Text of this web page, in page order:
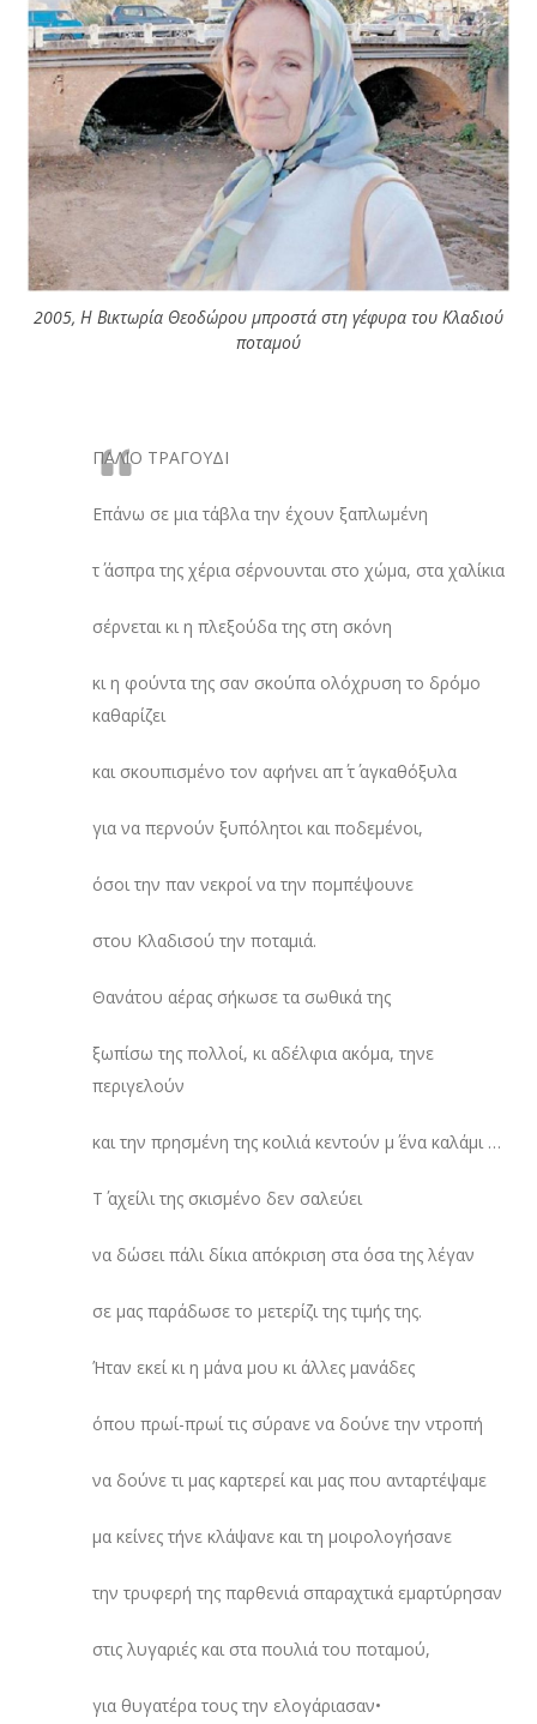
2005, Η Βικτωρία Θεοδώρου μπροστά στη γέφυρα του Κλαδιού
ποταμού
ΠΑΛΙΟ ΤΡΑΓΟΥΔΙ
Επάνω σε μια τάβλα την έχουν ξαπλωμένη
τ΄ άσπρα της χέρια σέρνουνται στο χώμα, στα χαλίκια
σέρνεται κι η πλεξούδα της στη σκόνη
κι η φούντα της σαν σκούπα ολόχρυση το δρόμο
καθαρίζει
και σκουπισμένο τον αφήνει απ΄ τ΄ αγκαθόξυλα
για να περνούν ξυπόλητοι και ποδεμένοι,
όσοι την παν νεκροί να την πομπέψουνε
στου Κλαδισού την ποταμιά.
Θανάτου αέρας σήκωσε τα σωθικά της
ξωπίσω της πολλοί, κι αδέλφια ακόμα, τηνε
περιγελούν
και την πρησμένη της κοιλιά κεντούν μ΄ ένα καλάμι …
Τ΄ αχείλι της σκισμένο δεν σαλεύει
να δώσει πάλι δίκια απόκριση στα όσα της λέγαν
σε μας παράδωσε το μετερίζι της τιμής της.
Ήταν εκεί κι η μάνα μου κι άλλες μανάδες
όπου πρωί-πρωί τις σύρανε να δούνε την ντροπή
να δούνε τι μας καρτερεί και μας που ανταρτέψαμε
μα κείνες τήνε κλάψανε και τη μοιρολογήσανε
την τρυφερή της παρθενιά σπαραχτικά εμαρτύρησαν
στις λυγαριές και στα πουλιά του ποταμού,
για θυγατέρα τους την ελογάριασαν•